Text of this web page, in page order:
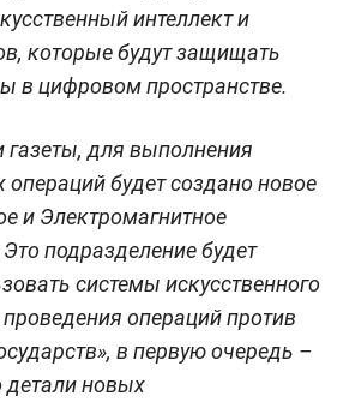
интеллект и
которые будут защищать
в цифровом пространстве.
для выполнения
операций будет создано новое
и Электромагнитное
подразделение будет
системы искусственного
операций против
в первую очередь –
новых